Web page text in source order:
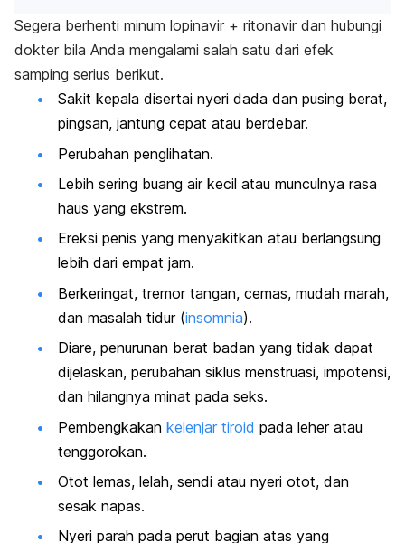
Segera berhenti minum lopinavir + ritonavir dan hubungi
dokter bila Anda mengalami salah satu dari efek
samping serius berikut.
Sakit kepala disertai nyeri dada dan pusing berat,
pingsan, jantung cepat atau berdebar.
Perubahan penglihatan.
Lebih sering buang air kecil atau munculnya rasa
haus yang ekstrem.
Ereksi penis yang menyakitkan atau berlangsung
lebih dari empat jam.
Berkeringat, tremor tangan, cemas, mudah marah,
dan masalah tidur (insomnia).
Diare, penurunan berat badan yang tidak dapat
dijelaskan, perubahan siklus menstruasi, impotensi,
dan hilangnya minat pada seks.
Pembengkakan kelenjar tiroid pada leher atau
tenggorokan.
Otot lemas, lelah, sendi atau nyeri otot, dan
sesak napas.
Nyeri parah pada perut bagian atas yang